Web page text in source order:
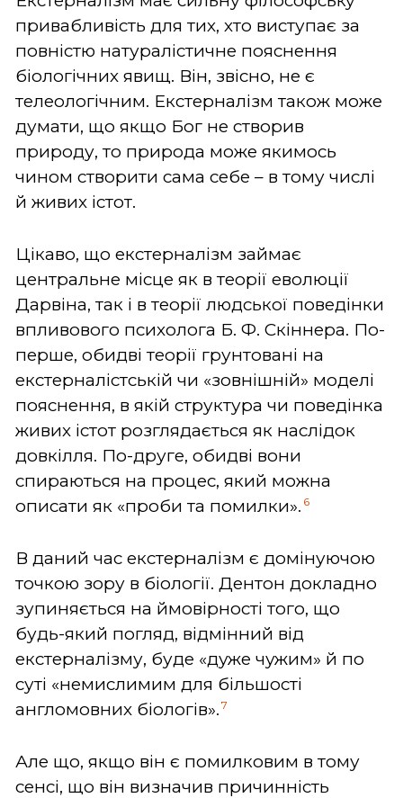
привабливість для тих, хто виступає за
повністю натуралістичне пояснення
біологічних явищ. Він, звісно, не є
телеологічним. Екстерналізм також може
думати, що якщо Бог не створив
природу, то природа може якимось
чином створити сама себе – в тому числі
й живих істот.
Цікаво, що екстерналізм займає
центральне місце як в теорії еволюції
Дарвіна, так і в теорії людської поведінки
впливового психолога Б. Ф. Скіннера. По-
перше, обидві теорії грунтовані на
екстерналістській чи «зовнішній» моделі
пояснення, в якій структура чи поведінка
живих істот розглядається як наслідок
довкілля. По-друге, обидві вони
спираються на процес, який можна
описати як «проби та помилки». 6
В даний час екстерналізм є домінуючою
точкою зору в біології. Дентон докладно
зупиняється на ймовірності того, що
будь-який погляд, відмінний від
екстерналізму, буде «дуже чужим» й по
суті «немислимим для більшості
англомовних біологів». 7
Але що, якщо він є помилковим в тому
сенсі, що він визначив причинність